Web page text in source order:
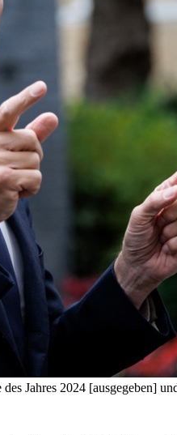
Jahres 2024 [ausgegeben]